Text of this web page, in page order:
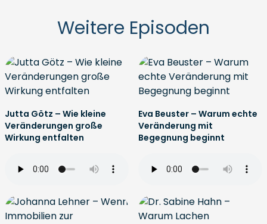
Weitere Episoden
Jutta Götz – Wie kleine
Veränderungen große
Wirkung entfalten
Eva Beuster – Warum echte
Veränderung mit
Begegnung beginnt